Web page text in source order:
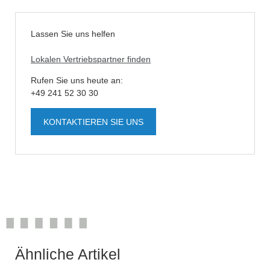
Lassen Sie uns helfen
Lokalen Vertriebspartner finden
Rufen Sie uns heute an:
+49 241 52 30 30
KONTAKTIEREN SIE UNS
Ähnliche Artikel